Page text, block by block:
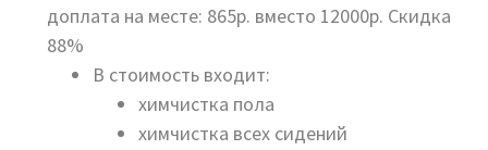
доплата на месте: 865р. вместо 12000р. Скидка
88%
В стоимость входит:
химчистка пола
химчистка всех сидений